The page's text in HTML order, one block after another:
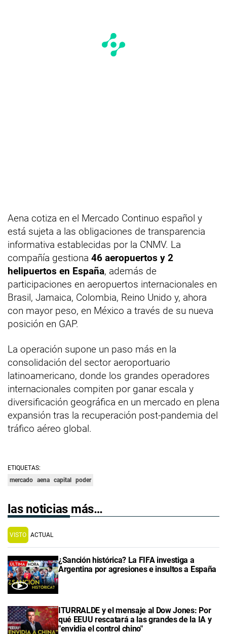
Aena cotiza en el Mercado Continuo español y
está sujeta a las obligaciones de transparencia
informativa establecidas por la CNMV. La
compañía gestiona 46 aeropuertos y 2
helipuertos en España, además de
participaciones en aeropuertos internacionales en
Brasil, Jamaica, Colombia, Reino Unido y, ahora
con mayor peso, en México a través de su nueva
posición en GAP.
La operación supone un paso más en la
consolidación del sector aeroportuario
latinoamericano, donde los grandes operadores
internacionales compiten por ganar escala y
diversificación geográfica en un mercado en plena
expansión tras la recuperación post-pandemia del
tráfico aéreo global.
ETIQUETAS:
mercado aena capital poder
las noticias más…
VISTO ACTUAL
¿Sanción histórica? La FIFA investiga a
Argentina por agresiones e insultos a España
ITURRALDE y el mensaje al Dow Jones: Por
qué EEUU rescatará a las grandes de la IA y
"envidia el control chino"